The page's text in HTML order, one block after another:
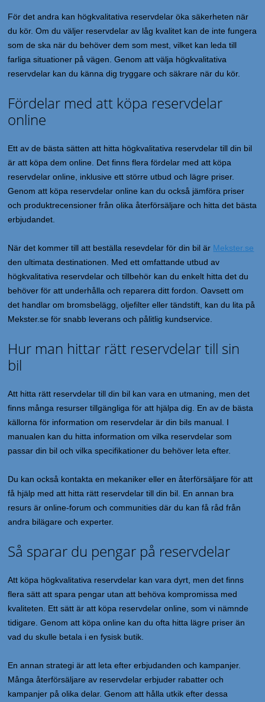
För det andra kan högkvalitativa reservdelar öka säkerheten när
du kör. Om du väljer reservdelar av låg kvalitet kan de inte fungera
som de ska när du behöver dem som mest, vilket kan leda till
farliga situationer på vägen. Genom att välja högkvalitativa
reservdelar kan du känna dig tryggare och säkrare när du kör.
Fördelar med att köpa reservdelar
online
Ett av de bästa sätten att hitta högkvalitativa reservdelar till din bil
är att köpa dem online. Det finns flera fördelar med att köpa
reservdelar online, inklusive ett större utbud och lägre priser.
Genom att köpa reservdelar online kan du också jämföra priser
och produktrecensioner från olika återförsäljare och hitta det bästa
erbjudandet.
När det kommer till att beställa resevdelar för din bil är Mekster.se
den ultimata destinationen. Med ett omfattande utbud av
högkvalitativa reservdelar och tillbehör kan du enkelt hitta det du
behöver för att underhålla och reparera ditt fordon. Oavsett om
det handlar om bromsbelägg, oljefilter eller tändstift, kan du lita på
Mekster.se för snabb leverans och pålitlig kundservice.
Hur man hittar rätt reservdelar till sin
bil
Att hitta rätt reservdelar till din bil kan vara en utmaning, men det
finns många resurser tillgängliga för att hjälpa dig. En av de bästa
källorna för information om reservdelar är din bils manual. I
manualen kan du hitta information om vilka reservdelar som
passar din bil och vilka specifikationer du behöver leta efter.
Du kan också kontakta en mekaniker eller en återförsäljare för att
få hjälp med att hitta rätt reservdelar till din bil. En annan bra
resurs är online-forum och communities där du kan få råd från
andra bilägare och experter.
Så sparar du pengar på reservdelar
Att köpa högkvalitativa reservdelar kan vara dyrt, men det finns
flera sätt att spara pengar utan att behöva kompromissa med
kvaliteten. Ett sätt är att köpa reservdelar online, som vi nämnde
tidigare. Genom att köpa online kan du ofta hitta lägre priser än
vad du skulle betala i en fysisk butik.
En annan strategi är att leta efter erbjudanden och kampanjer.
Många återförsäljare av reservdelar erbjuder rabatter och
kampanjer på olika delar. Genom att hålla utkik efter dessa